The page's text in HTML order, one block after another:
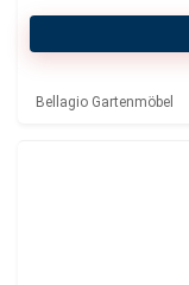
Bellagio Gartenmöbel